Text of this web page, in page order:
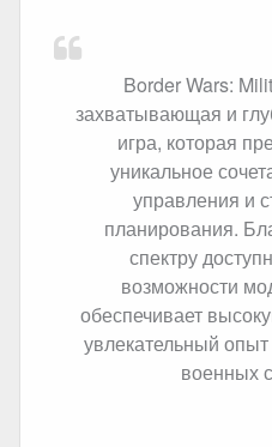
Border Wars:
захватывающая и
игра, которая
уникальное
управления и
планирования.
спектру
возможности
обеспечивает
увлекательный
военных